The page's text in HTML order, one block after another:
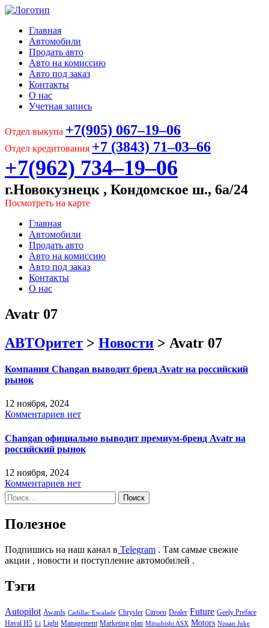
Главная
Автомобили
Продать авто
Авто на комиссию
Авто под заказ
Контакты
О нас
Учетная запись
Отдел выкупа +7(905) 067‒19‒06
Отдел кредитования +7 (3843) 71‒03‒66
+7(962) 734‒19‒06
г.Новокузнецк , Кондомское ш., 6а/24
Посмотреть на карте
Главная
Автомобили
Продать авто
Авто на комиссию
Авто под заказ
Контакты
О нас
Avatr 07
АВТОритет > Новости > Avatr 07
Компания Changan выводит бренд Avatr на российский
рынок
12 ноября, 2024
Комментариев нет
Changan официально выводит премиум-бренд Avatr на
российский рынок
12 ноября, 2024
Комментариев нет
Найти:
Полезное
Подпишись на наш канал в Telegram . Там самые свежие
акции , новости и поступление автомобилей .
Тэги
Autopilot Awards Cadillac Escalade Chrysler Citroen Dealer Future Geely Preface
Haval H5 Li Light Management Marketing plan Mitsubishi ASX Motors Nissan Juke